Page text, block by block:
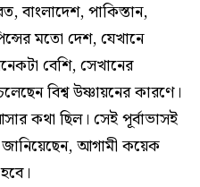
পাকিস্তান,
মতো দেশ, যেখানে
বেশি, সেখানের
বিশ্ব উষ্ণায়নের কারণে।
কথা ছিল। সেই পূর্বাভাসই
জানিয়েছেন, আগামী কয়েক